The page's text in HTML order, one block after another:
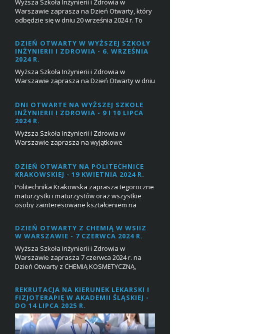
Wyższa Szkoła Inżynierii i Zdrowia w
Warszawie zaprasza na Dzień Otwarty, który
odbędzie się w dniu 20 września 2024 r. To
uczelni, por...
DZIEŃ OTWARTY W WYŻSZEJ SZKOŁY
INŻYNIERII I ZDROWIA - 6. WRZEŚNIA
2024 R.
Wyższa Szkoła Inżynierii i Zdrowia w
Warszawie zaprasza na Dzień Otwarty w dniu
Prezenta...
DNI OTWARTE NA WYŻSZEJ SZKOLE
INŻYNIERII I ZDROWIA - 9 I 10 LIPCA
2024 R.
Wyższa Szkoła Inżynierii i Zdrowia w
Warszawie zaprasza na wyjątkowe
odbędzie się Dzień O...
DZIEŃ OTWARTY NA POLITECHNICE
KRAKOWSKIEJ - 19 KWIETNIA 2024 R.
Politechnika Krakowska zaprasza tegoroczne
maturzystki i maturzystów oraz wszystkie
osoby zainteresowane kształceniem na
odbędzie...
DZIEŃ OTWARTY Z CHEMIĄ W WSIIZ
W WARSZAWIE - 7 CZERWCA 2024 R.
Wyższa Szkoła Inżynierii i Zdrowia w
Warszawie zaprasza 7 czerwca 2024 r. na
Dzień Otwarty z CHEMIĄ KOSMETYCZNĄ,
REKRUTACJA NA KIERUNEK LEKARSKI I
FIZJOTERAPIĘ W AKADEMII ŚLĄSKIEJ -
DO 14 LIPCA 2025 R.